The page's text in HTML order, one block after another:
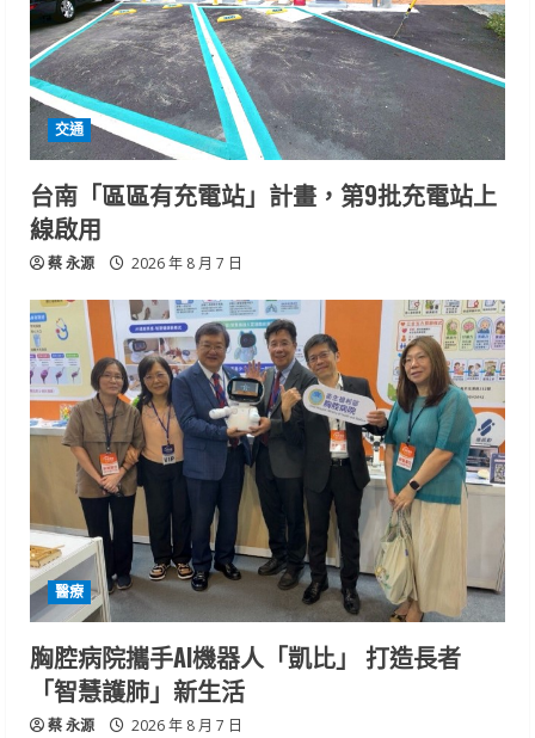
交通
台南「區區有充電站」計畫，第9批充電站上
線啟用
蔡 永源 2026 年 8 月 7 日
醫療
胸腔病院攜手AI機器人「凱比」 打造長者
「智慧護肺」新生活
蔡 永源 2026 年 8 月 7 日